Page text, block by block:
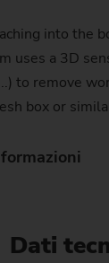
into the
uses a 3D
to remove
box or
Dati